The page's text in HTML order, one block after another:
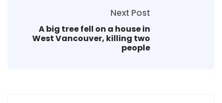
Next Post
A big tree fell on a house in
West Vancouver, killing two
people